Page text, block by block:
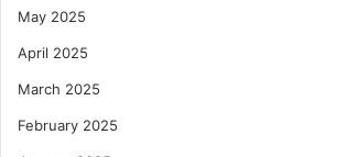
May 2025
April 2025
March 2025
February 2025